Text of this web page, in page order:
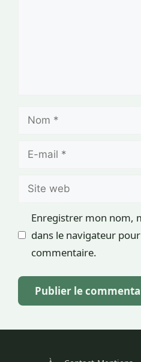
Nom
Site
Enregistrer mon nom,
dans le navigateur
commentaire.